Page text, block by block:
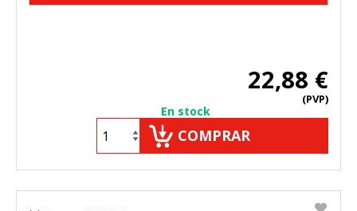
22,88 €
(PVP)
En stock
COMPRAR